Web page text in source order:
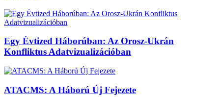
Egy Évtized Háborúban: Az Orosz-Ukrán
Konfliktus Adatvizualizációban
ATACMS: A Háború Új Fejezete